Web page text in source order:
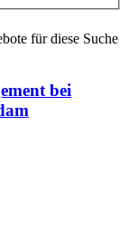
für diese Suche
bei